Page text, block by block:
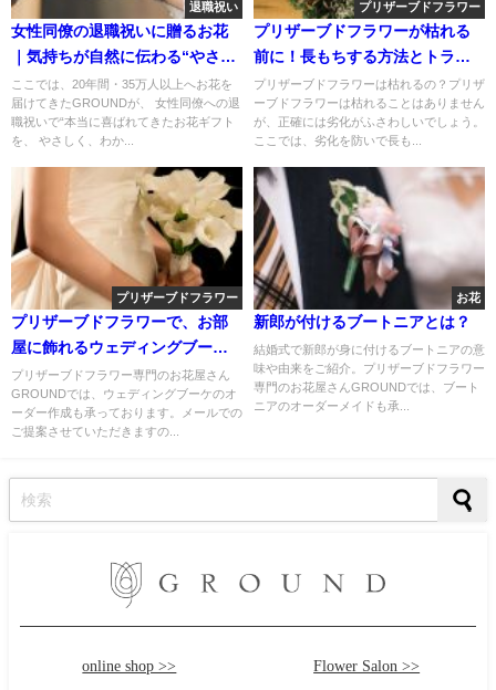
退職祝い
女性同僚の退職祝いに贈るお花
｜気持ちが自然に伝わる“やさし
いプレゼント”【2026年版】
ここでは、20年間・35万人以上へお花を
届けてきたGROUNDが、 女性同僚への退
職祝いで“本当に喜ばれてきたお花ギフト
を、 やさしく、わか...
プリザーブドフラワー
プリザーブドフラワーが枯れる
前に！長もちする方法とトラブ
ル対処法
プリザーブドフラワーは枯れるの？プリザ
ーブドフラワーは枯れることはありません
が、正確には劣化がふさわしいでしょう。
ここでは、劣化を防いで長も...
プリザーブドフラワー
プリザーブドフラワーで、お部
屋に飾れるウェディングブー
ケ！
プリザーブドフラワー専門のお花屋さん
GROUNDでは、ウェディングブーケのオ
ーダー作成も承っております。メールでの
ご提案させていただきますの...
お花
新郎が付けるブートニアとは？
結婚式で新郎が身に付けるブートニアの意
味や由来をご紹介。プリザーブドフラワー
専門のお花屋さんGROUNDでは、ブート
ニアのオーダーメイドも承...
online shop >> Flower Salon >>